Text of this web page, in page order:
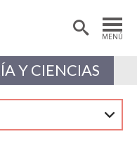
MENÚ
Y CIENCIAS